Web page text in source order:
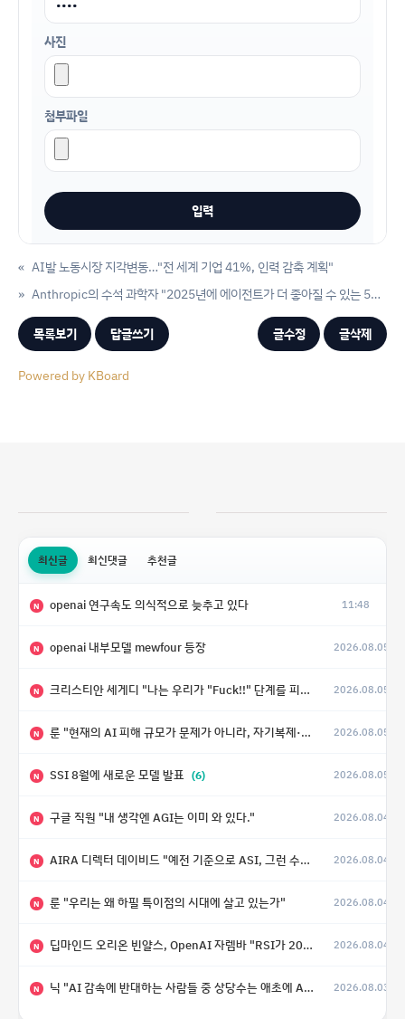
사진
첨부파일
« AI발 노동시장 지각변동…"전 세계 기업 41%, 인력 감축 계획"
Anthropic의 수석 과학자 "2025년에 에이전트가 더 좋아질 수 있는 5가지 방법"
»
목록보기 답글쓰기 글수정 글삭제
Powered by KBoard
최신글 최신댓글 추천글
N openai 연구속도 의식적으로 늦추고 있다 11:48
N openai 내부모델 mewfour 등장 2026.08.05
N 크리스티안 세게디 "나는 우리가 "Fuck!!" 단계를 피할 수 있기를 바랄 뿐" 2026.08.05
N 룬 "현재의 AI 피해 규모가 문제가 아니라, 자기복제·탈출·확산이 가능한 지능형 시스템의 피해에는 이론적으로 상한이 없다는 것이 문제" 2026.08.05
N SSI 8월에 새로운 모델 발표 (6) 2026.08.05
N 구글 직원 "내 생각엔 AGI는 이미 와 있다." 2026.08.04
N AIRA 디렉터 데이비드 "예전 기준으로 ASI, 그런 수준은 바로 다음 분기에 온다" 2026.08.04
N 룬 "우리는 왜 하필 특이점의 시대에 살고 있는가" 2026.08.04
N 딥마인드 오리온 빈얄스, OpenAI 자렘바 "RSI가 2027년이나 2028년까지 달성될 수도 있다" 2026.08.04
N 닉 "AI 감속에 반대하는 사람들 중 상당수는 애초에 AI가 그렇게까지 빠르게 발전하지는 않을 거라고 생각" 2026.08.03